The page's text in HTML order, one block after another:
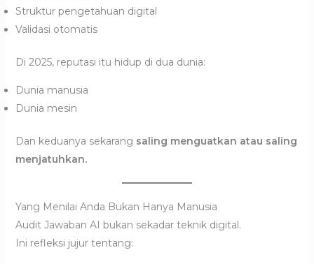
Struktur pengetahuan digital
Validasi otomatis
Di 2025, reputasi itu hidup di dua dunia:
Dunia manusia
Dunia mesin
Dan keduanya sekarang saling menguatkan atau saling
menjatuhkan.
Yang Menilai Anda Bukan Hanya Manusia
Audit Jawaban AI bukan sekadar teknik digital.
Ini refleksi jujur tentang: